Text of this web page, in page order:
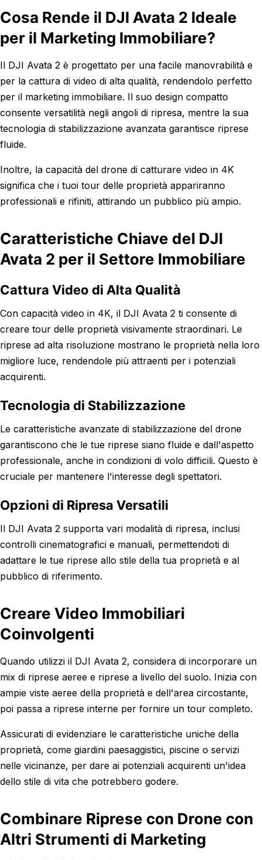
Cosa Rende il DJI Avata 2 Ideale
per il Marketing Immobiliare?
Il DJI Avata 2 è progettato per una facile manovrabilità e
per la cattura di video di alta qualità, rendendolo perfetto
per il marketing immobiliare. Il suo design compatto
consente versatilità negli angoli di ripresa, mentre la sua
tecnologia di stabilizzazione avanzata garantisce riprese
fluide.
Inoltre, la capacità del drone di catturare video in 4K
significa che i tuoi tour delle proprietà appariranno
professionali e rifiniti, attirando un pubblico più ampio.
Caratteristiche Chiave del DJI
Avata 2 per il Settore Immobiliare
Cattura Video di Alta Qualità
Con capacità video in 4K, il DJI Avata 2 ti consente di
creare tour delle proprietà visivamente straordinari. Le
riprese ad alta risoluzione mostrano le proprietà nella loro
migliore luce, rendendole più attraenti per i potenziali
acquirenti.
Tecnologia di Stabilizzazione
Le caratteristiche avanzate di stabilizzazione del drone
garantiscono che le tue riprese siano fluide e dall'aspetto
professionale, anche in condizioni di volo difficili. Questo è
cruciale per mantenere l'interesse degli spettatori.
Opzioni di Ripresa Versatili
Il DJI Avata 2 supporta vari modalità di ripresa, inclusi
controlli cinematografici e manuali, permettendoti di
adattare le tue riprese allo stile della tua proprietà e al
pubblico di riferimento.
Creare Video Immobiliari
Coinvolgenti
Quando utilizzi il DJI Avata 2, considera di incorporare un
mix di riprese aeree e riprese a livello del suolo. Inizia con
ampie viste aeree della proprietà e dell'area circostante,
poi passa a riprese interne per fornire un tour completo.
Assicurati di evidenziare le caratteristiche uniche della
proprietà, come giardini paesaggistici, piscine o servizi
nelle vicinanze, per dare ai potenziali acquirenti un'idea
dello stile di vita che potrebbero godere.
Combinare Riprese con Drone con
Altri Strumenti di Marketing